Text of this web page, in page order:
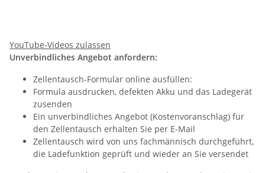
YouTube-Videos zulassen
Unverbindliches Angebot anfordern:
Zellentausch-Formular online ausfüllen:
Formula ausdrucken, defekten Akku und das Ladegerät
zusenden
Ein unverbindliches Angebot (Kostenvoranschlag) für
den Zellentausch erhalten Sie per E-Mail
Zellentausch wird von uns fachmännisch durchgeführt,
die Ladefunktion geprüft und wieder an Sie versendet